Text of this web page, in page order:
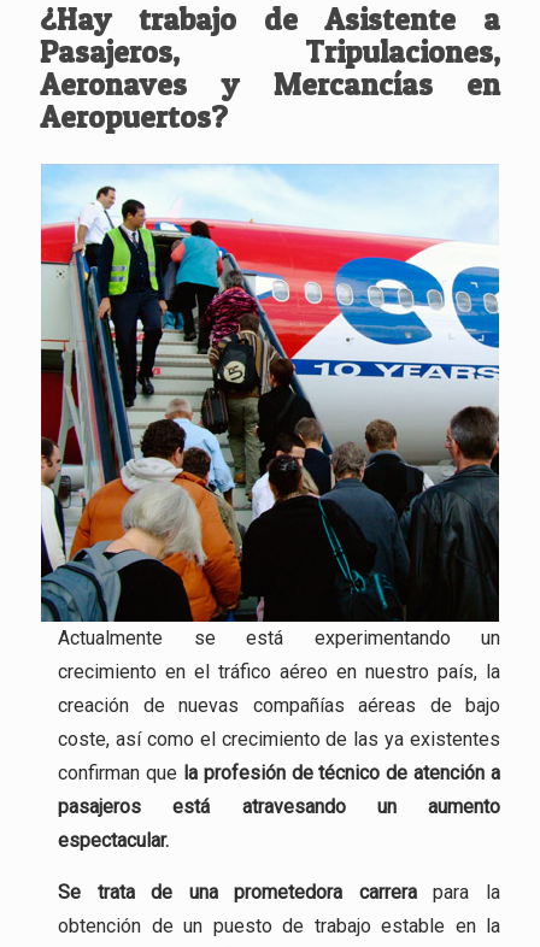
¿Hay trabajo de Asistente a
Pasajeros, Tripulaciones,
Aeronaves y Mercancías en
Aeropuertos?
Actualmente se está experimentando un
crecimiento en el tráfico aéreo en nuestro país, la
creación de nuevas compañías aéreas de bajo
coste, así como el crecimiento de las ya existentes
confirman que la profesión de técnico de atención a
pasajeros está atravesando un aumento
espectacular.
Se trata de unaprometedora carrerapara la
obtención de un puesto de trabajo estable en la